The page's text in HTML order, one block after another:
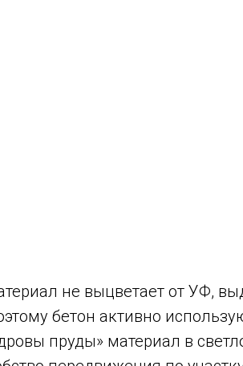
не выцветает от УФ,
бетон активно
пруды» материал в